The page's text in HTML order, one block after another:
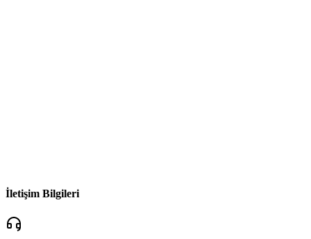
İletişim Bilgileri